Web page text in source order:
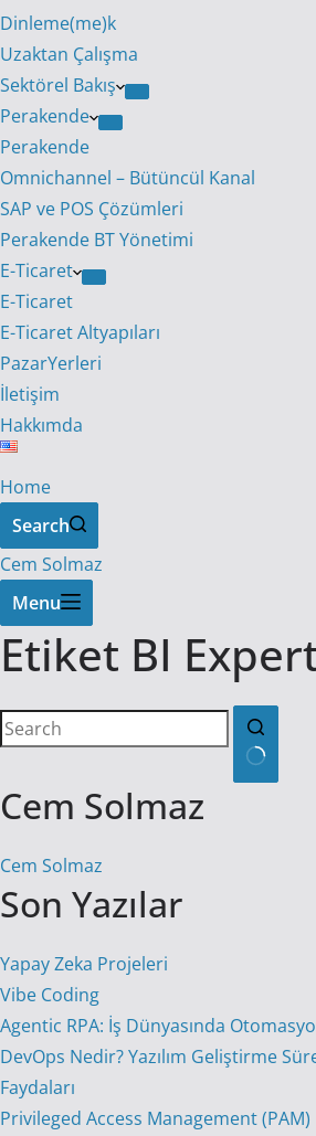
Dinleme(me)k
Uzaktan Çalışma
Sektörel Bakış
Perakende
Perakende
Omnichannel – Bütüncül Kanal
SAP ve POS Çözümleri
Perakende BT Yönetimi
E-Ticaret
E-Ticaret
E-Ticaret Altyapıları
PazarYerleri
İletişim
Hakkımda
Home
Search
Cem Solmaz
Menu
Etiket BI
No
Cem Solmaz
Cem Solmaz
Son Yazılar
Yapay Zeka Projeleri
Vibe Coding
Agentic RPA: İş Dünyasında
DevOps Nedir? Yazılım Geliştirme
Faydaları
Privileged Access Management (PAM)